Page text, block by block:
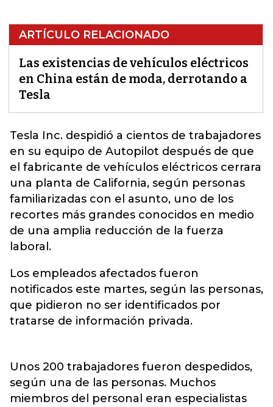
ARTÍCULO RELACIONADO
Las existencias de vehículos eléctricos
en China están de moda, derrotando a
Tesla
Tesla Inc. despidió a cientos de trabajadores
en su equipo de Autopilot después de que
el fabricante de vehículos eléctricos cerrara
una planta de California, según personas
familiarizadas con el asunto, uno de los
recortes más grandes conocidos en medio
de una amplia reducción de la fuerza
laboral .
Los empleados afectados fueron
notificados este martes, según las personas,
que pidieron no ser identificados por
tratarse de información privada.
Unos 200 trabajadores fueron despedidos,
según una de las personas. Muchos
miembros del personal eran especialistas